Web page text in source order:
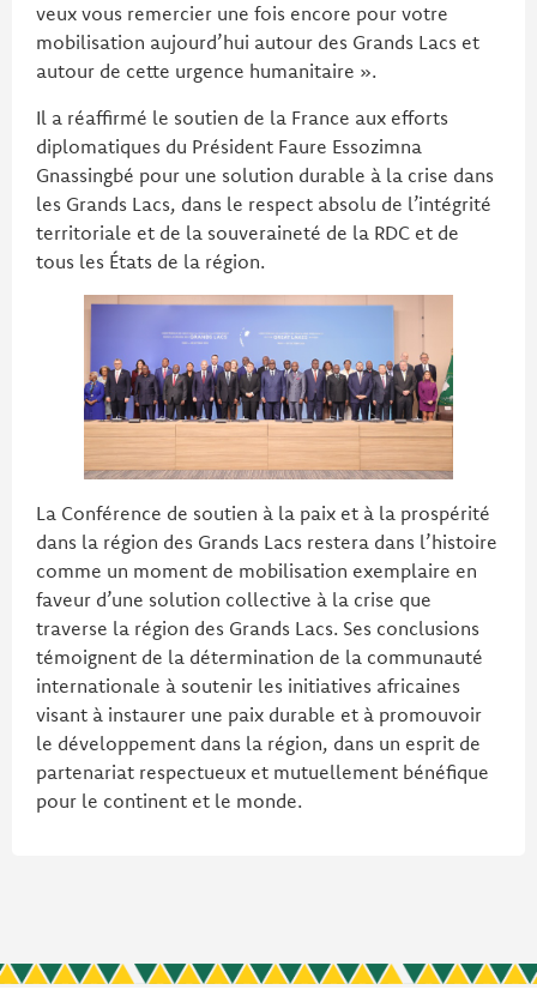
veux vous remercier une fois encore pour votre
mobilisation aujourd’hui autour des Grands Lacs et
autour de cette urgence humanitaire ».
Il a réaffirmé le soutien de la France aux efforts
diplomatiques du Président Faure Essozimna
Gnassingbé pour une solution durable à la crise dans
les Grands Lacs, dans le respect absolu de l’intégrité
territoriale et de la souveraineté de la RDC et de
tous les États de la région.
La Conférence de soutien à la paix et à la prospérité
dans la région des Grands Lacs restera dans l’histoire
comme un moment de mobilisation exemplaire en
faveur d’une solution collective à la crise que
traverse la région des Grands Lacs. Ses conclusions
témoignent de la détermination de la communauté
internationale à soutenir les initiatives africaines
visant à instaurer une paix durable et à promouvoir
le développement dans la région, dans un esprit de
partenariat respectueux et mutuellement bénéfique
pour le continent et le monde.